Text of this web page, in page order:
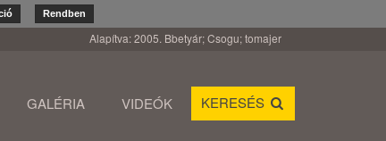
Rendben
Alapítva: 2005. Bbetyár; Csogu; tomajer
GALÉRIA VIDEÓK KERESÉS